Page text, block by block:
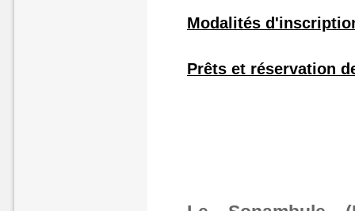
Modalités
Prêts et réservation